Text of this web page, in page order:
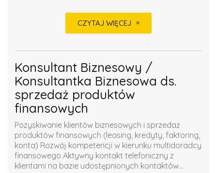
CZYTAJ WIĘCEJ
Konsultant Biznesowy /
Konsultantka Biznesowa ds.
sprzedaż produktów
finansowych
Pozyskiwanie klientów biznesowych i sprzedaż
produktów finansowych (leasing, kredyty, faktoring,
konta) Rozwój kompetencji w kierunku multidoradcy
finansowego Aktywny kontakt telefoniczny z
klientami na bazie udostępnionych kontaktów...